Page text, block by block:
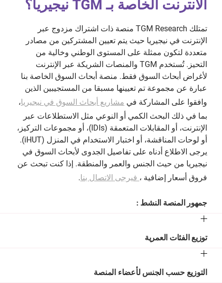
الانترنت الخاصة بـ TGM نيجيريا؟
تمتلك TGM Research منصة ذات اشتراك مزدوج عبر
الإنترنت في نيجيريا حيث يتم تعيين المشتركين من مصادر
متعددة لتكون ممثلة على المستوى الوطني وخالية من
التحيز. تُستخدم TGM والمنصات الشريكة عبر الإنترنت
لأغراض أبحاث السوق فقط. منصة أبحاث السوق الخاصة بنا
عبارة عن مجموعة تم تعيينها مسبقا من المستجيبين الذين
وافقوا على المشاركة في مشاريع أبحاث السوق في نيجيريا،
بما في ذلك البحث الكمي أو النوعي مثل الاستطلاعات عبر
الإنترنت، أو المقابلات المتعمقة (IDIs)، أو مجموعات التركيز،
أو لوحات المناقشة، أو اختبار الاستخدام في المنزل (iHUT).
يرجى الاطلاع أدناه على تفاصيل الجدوى لأبحاث السوق في
نيجيريا من حيث الجنس والعمر والمنطقة. إذا كنت تبحث عن
فروق أسعار إضافية ، فيرجى الاتصال بنا.
جمهور المنصة النشط :
توزيع الفئات العمرية
التوزيع حسب الجنس لأعضاء المنصة